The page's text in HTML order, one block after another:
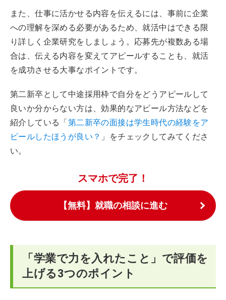
また、仕事に活かせる内容を伝えるには、事前に企業
への理解を深める必要があるため、就活中はできる限
り詳しく企業研究をしましょう。応募先が複数ある場
合は、伝える内容を変えてアピールすることも、就活
を成功させる大事なポイントです。
第二新卒として中途採用枠で自分をどうアピールして
良いか分からない方は、効果的なアピール方法などを
紹介している「第二新卒の面接は学生時代の経験をア
ピールしたほうが良い？ 」をチェックしてみてくださ
い。
スマホで完了！
【無料】就職の相談に進む
「学業で力を入れたこと」で評価を
上げる3つのポイント